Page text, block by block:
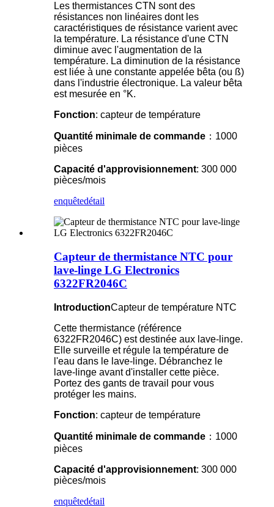
Les thermistances CTN sont des
résistances non linéaires dont les
caractéristiques de résistance varient avec
la température. La résistance d'une CTN
diminue avec l'augmentation de la
température. La diminution de la résistance
est liée à une constante appelée bêta (ou ß)
dans l'industrie électronique. La valeur bêta
est mesurée en °K.
Fonction: capteur de température
Quantité minimale de commande ：1000
pièces
Capacité d'approvisionnement: 300 000
pièces/mois
enquêtedétail
Capteur de thermistance NTC pour
lave-linge LG Electronics
6322FR2046C
IntroductionCapteur de température NTC
Cette thermistance (référence
6322FR2046C) est destinée aux lave-linge.
Elle surveille et régule la température de
l'eau dans le lave-linge. Débranchez le
lave-linge avant d'installer cette pièce.
Portez des gants de travail pour vous
protéger les mains.
Fonction: capteur de température
Quantité minimale de commande ：1000
pièces
Capacité d'approvisionnement: 300 000
pièces/mois
enquêtedétail